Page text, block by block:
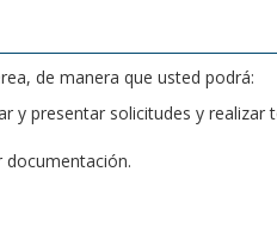
de manera que usted podrá:
y presentar solicitudes y realizar
documentación.